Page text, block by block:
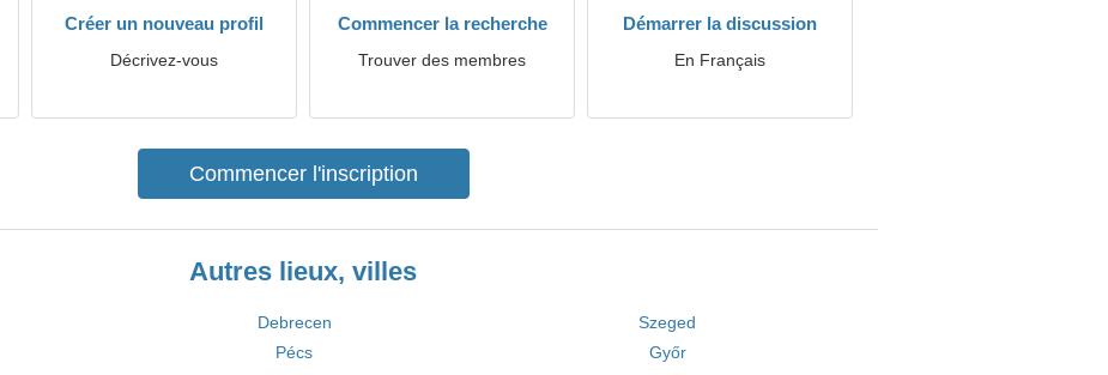
Créer un nouveau profil
Décrivez-vous
Commencer la recherche
Trouver des membres
Démarrer la discussion
En Français
Commencer l'inscription
Autres lieux, villes
Debrecen
Szeged
Pécs
Győr